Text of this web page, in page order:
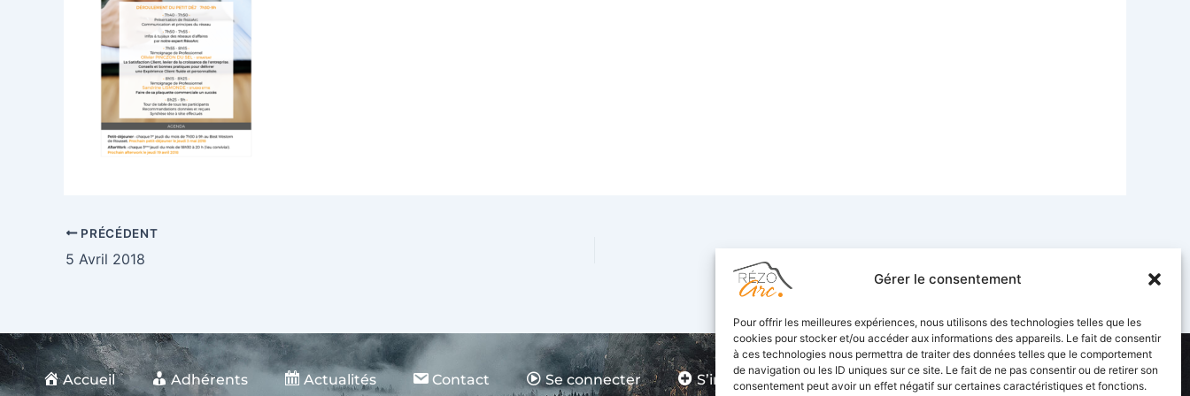
Gérer le consentement
Pour offrir les meilleures expériences, nous utilisons des technologies telles que les
cookies pour stocker et/ou accéder aux informations des appareils. Le fait de consentir
à ces technologies nous permettra de traiter des données telles que le comportement
de navigation ou les ID uniques sur ce site. Le fait de ne pas consentir ou de retirer son
consentement peut avoir un effet négatif sur certaines caractéristiques et fonctions.
PRÉCÉDENT
5 Avril 2018
Accueil Adhérents Actualités Contact Se connecter S’inscrire
Suivez-nous